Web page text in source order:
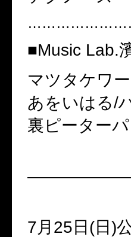
■Music Lab.
マツタケワ
あをいはる/
裏ピーター
7月 25 日 (日 )